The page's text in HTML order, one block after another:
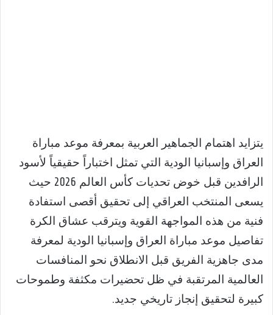
يتزايد اهتمام الجماهير العربية بمعرفة موعد مباراة
العراق وإسبانيا الودية التي تمثل اختباراً حقيقياً لأسود
الرافدين قبل خوض تحديات كأس العالم 2026 حيث
يسعى المنتخب العراقي إلى تحقيق أقصى استفادة
فنية من هذه المواجهة القوية ويترقب عشاق الكرة
تفاصيل موعد مباراة العراق وإسبانيا الودية لمعرفة
مدى جاهزية الفريق قبل الانطلاق نحو المنافسات
العالمية المرتقبة في ظل تحضيرات مكثفة وطموحات
كبيرة لتحقيق إنجاز تاريخي جديد.